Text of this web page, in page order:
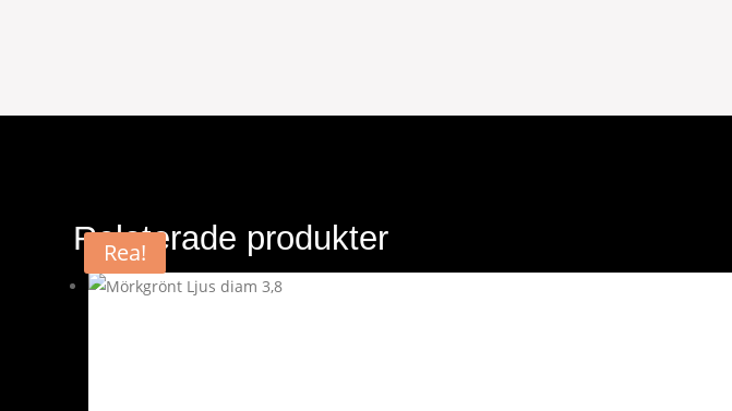
Relaterade produkter
Rea!